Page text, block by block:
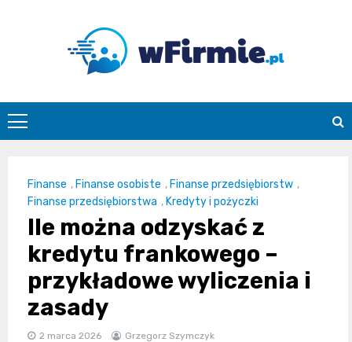
Wfirmie.pl
Finanse , Finanse osobiste , Finanse przedsiębiorstw ,
Finanse przedsiębiorstwa , Kredyty i pożyczki
Ile można odzyskać z
kredytu frankowego –
przykładowe wyliczenia i
zasady
2 marca 2026 Grzegorz Szymczyk